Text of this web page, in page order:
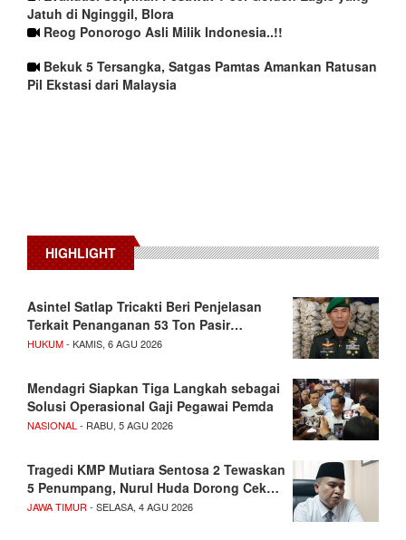
Jatuh di Nginggil, Blora
Reog Ponorogo Asli Milik Indonesia..!!
Bekuk 5 Tersangka, Satgas Pamtas Amankan Ratusan
Pil Ekstasi dari Malaysia
HIGHLIGHT
Asintel Satlap Tricakti Beri Penjelasan
Terkait Penanganan 53 Ton Pasir…
HUKUM- KAMIS, 6 AGU 2026
Mendagri Siapkan Tiga Langkah sebagai
Solusi Operasional Gaji Pegawai Pemda
NASIONAL - RABU, 5 AGU 2026
Tragedi KMP Mutiara Sentosa 2 Tewaskan
5 Penumpang, Nurul Huda Dorong Cek…
JAWA TIMUR - SELASA, 4 AGU 2026